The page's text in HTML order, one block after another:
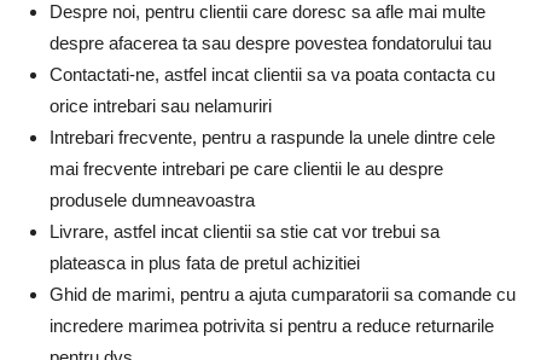
Despre noi, pentru clientii care doresc sa afle mai multe
despre afacerea ta sau despre povestea fondatorului tau
Contactati-ne, astfel incat clientii sa va poata contacta cu
orice intrebari sau nelamuriri
Intrebari frecvente, pentru a raspunde la unele dintre cele
mai frecvente intrebari pe care clientii le au despre
produsele dumneavoastra
Livrare, astfel incat clientii sa stie cat vor trebui sa
plateasca in plus fata de pretul achizitiei
Ghid de marimi, pentru a ajuta cumparatorii sa comande cu
incredere marimea potrivita si pentru a reduce returnarile